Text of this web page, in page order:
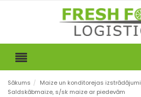
Sākums / Maize un konditorejas izstrādājumi
Saldskābmaize, s/sk maize ar piedevām